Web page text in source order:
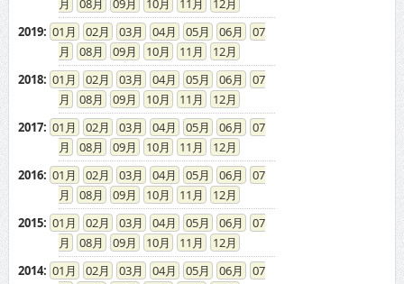
01 02 03 04 05 06
08
09 10 11
12
01 02 03 04 05 06
08
09 10 11
12
01 02 03 04 05 06
08
09 10 11
12
01 02 03 04 05 06
08
09 10 11
12
01 02 03 04 05 06
08
09 10 11
12
01 02 03 04 05 06
08
09 10 11
12